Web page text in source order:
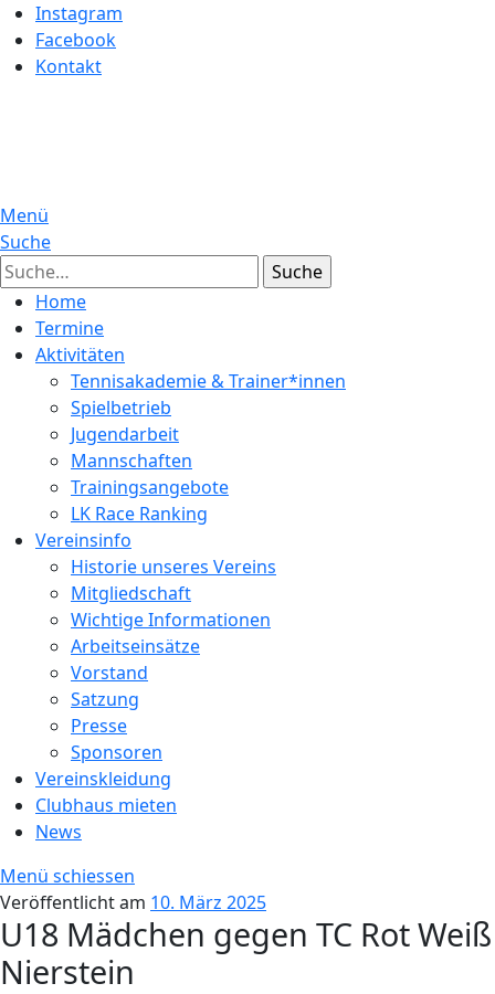
Instagram
Facebook
Kontakt
Menü
Suche
Suche
Home
Termine
Aktivitäten
Tennisakademie & Trainer*innen
Spielbetrieb
Jugendarbeit
Mannschaften
Trainingsangebote
LK Race Ranking
Vereinsinfo
Historie unseres Vereins
Mitgliedschaft
Wichtige Informationen
Arbeitseinsätze
Vorstand
Satzung
Presse
Sponsoren
Vereinskleidung
Clubhaus mieten
News
Menü schiessen
Veröffentlicht am 10. März 2025
U18 Mädchen gegen TC Rot Weiß
Nierstein